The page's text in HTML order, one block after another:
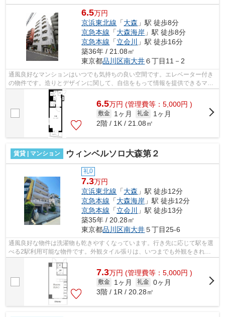
6.5万円
京浜東北線 「大森 」駅 徒歩8分
京急本線 「大森海岸 」駅 徒歩8分
京急本線 「立会川
」駅 徒歩16分
築36年 / 21.08㎡
東京都品川区南大井６丁目11－2
通風良好なマンションはいつでも気持ちの良い空間です。エレベーター付き
の物件です。造りとデザインに関して、自信をもって情報を提供できるマン
ションです。初期費用をカードでお支...
6.5万円 (管理費等：5,000円 )
敷金 1ヶ月 礼金
1ヶ月
2階 / 1K / 21.08㎡
賃貸 | マンション ウィンベルソロ大森第２
礼0
7.3万円
京浜東北線 「大森 」駅 徒歩12分
京急本線 「大森海岸 」駅 徒歩12分
京急本線 「立会川
」駅 徒歩13分
築35年 / 20.28㎡
東京都品川区南大井５丁目25-6
通風良好な物件は洗濯物も乾きやすくなっています。行き先に応じて駅を選
べる2駅利用可能な物件です。外観タイル張りは、いつまでも外観をきれい
に保ちます。こちらはマンションタイプ...
7.3万円 (管理費等：5,000円 )
敷金 1ヶ月 礼金 0ヶ月
3階 / 1R / 20.28㎡